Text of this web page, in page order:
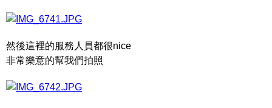
然後這裡的服務人員都很nice
非常樂意的幫我們拍照